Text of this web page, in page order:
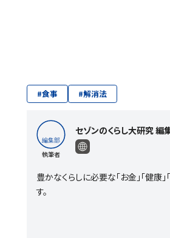
#食事 #解消法
執筆者
セゾンのくらし大研究 編
豊かなくらしに必要な「お金」「健
す。